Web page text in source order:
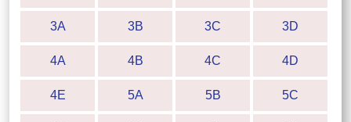
3A 3B 3C 3D
4A 4B 4C 4D
4E 5A 5B 5C